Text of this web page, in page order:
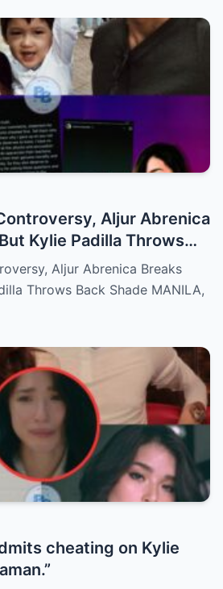
Aljur Abrenica
Kylie Padilla Throws
Aljur Abrenica Breaks
Throws Back Shade MANILA,
cheating on Kylie